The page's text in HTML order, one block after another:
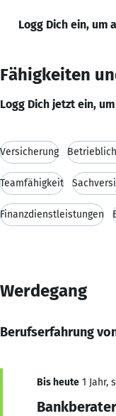
Logg Dich ein, um
Fähigkeiten
Logg Dich jetzt ein,
Versicherung
Teamfähigkeit
Finanzdienstleistungen
Werdegang
Berufserfahrung
Bis heute 1 Jahr,
Bankberater